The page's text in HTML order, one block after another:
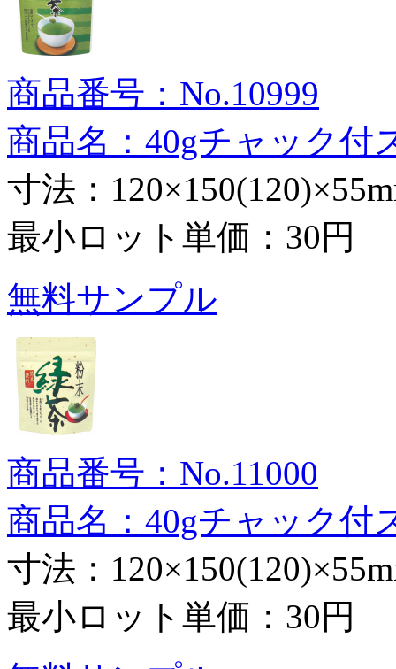
商品番号：No.10999
商品名：40gチャック付
寸法：
最小ロット単価： 30円
無料サンプル
商品番号：No.11000
商品名：40gチャック付
寸法：
最小ロット単価： 30円